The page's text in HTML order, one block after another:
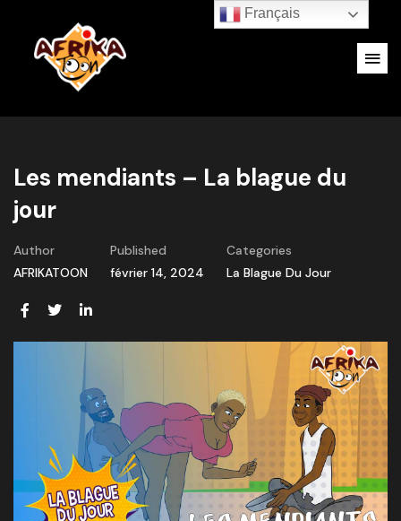
Les mendiants – La blague du
jour
Author
AFRIKATOON
Published
février 14, 2024
Categories
La Blague Du Jour
Français